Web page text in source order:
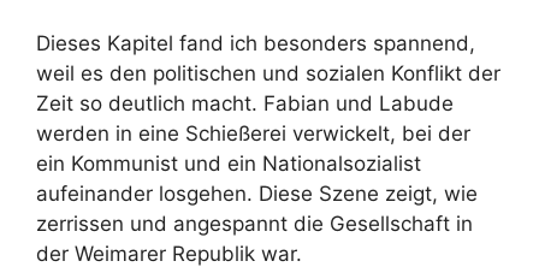
Dieses Kapitel fand ich besonders spannend,
weil es den politischen und sozialen Konflikt der
Zeit so deutlich macht. Fabian und Labude
werden in eine Schießerei verwickelt, bei der
ein Kommunist und ein Nationalsozialist
aufeinander losgehen. Diese Szene zeigt, wie
zerrissen und angespannt die Gesellschaft in
der Weimarer Republik war.